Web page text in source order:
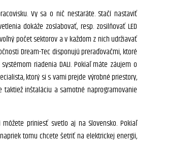
Vy sa o nič nestaráte. Stačí nastaviť
dokáže zoslabovať, resp. zosilňovať LED
počet sektorov a v každom z nich udržiavať
Dream-Tec disponujú preraďovačmi, ktoré
riadenia DALI. Pokiaľ máte záujem o
ktorý si s vami prejde výrobné priestory,
inštaláciu a samotné naprogramovanie
priniesť svetlo aj na Slovensko. Pokiaľ
tomu chcete šetriť na elektrickej energii,